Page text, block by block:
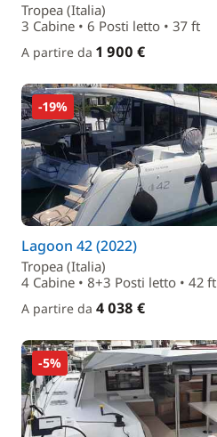
Tropea (Italia)
3 Cabine • 6 Posti letto • 37 ft
A partire da 1 900 €
-19%
Lagoon 42 (2022)
Tropea (Italia)
4 Cabine • 8+3 Posti letto • 42 ft
A partire da 4 038 €
-5%